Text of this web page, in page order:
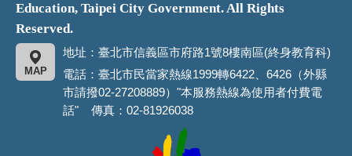
Education, Taipei City Government. All Rights
Reserved.
地址：臺北市信義區市府路1號8樓南區(終身教育科)
MAP
電話：臺北市民當家熱線1999轉6422、6426（外縣
市請撥02-27208889）"本服務熱線為使用者付費電
話" 傳真：02-81926038
市
政